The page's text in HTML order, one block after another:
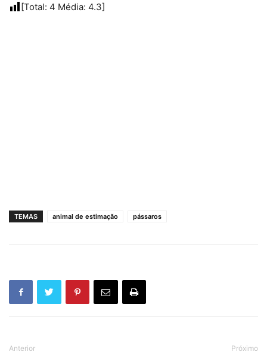
[Total: 4 Média: 4.3]
TEMAS animal de estimação pássaros
Anterior Próximo